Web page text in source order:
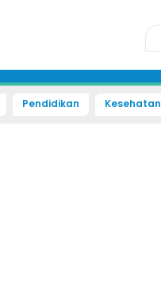
Pendidikan Kesehatan